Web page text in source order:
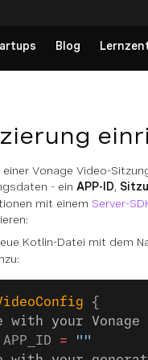
Blog
einer Vonage Video-
- ein APP-ID,
mit einem Server-
Kotlin-Datei mit dem
{
with your Vonage
= ""